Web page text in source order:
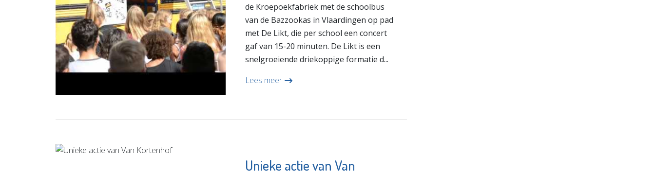
de Kroepoekfabriek met de schoolbus
van de Bazzookas in Vlaardingen op pad
met De Likt, die per school een concert
gaf van 15-20 minuten. De Likt is een
snelgroeiende driekoppige formatie d...
Lees meer
Unieke actie van Van